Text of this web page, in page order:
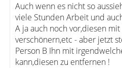
Auch wenn es nicht so
viele Stunden Arbeit und
A ja auch noch vor,diesen mit
verschönern,etc - aber jetzt
Person B Ihn mit
kann,diesen zu entfernen !